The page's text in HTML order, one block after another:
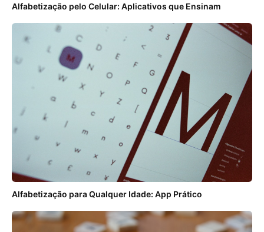
Alfabetização pelo Celular: Aplicativos que Ensinam
Alfabetização para Qualquer Idade: App Prático